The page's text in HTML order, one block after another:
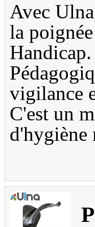
Avec
la
Handicap.
vigilance
C'est un
d'hygiène